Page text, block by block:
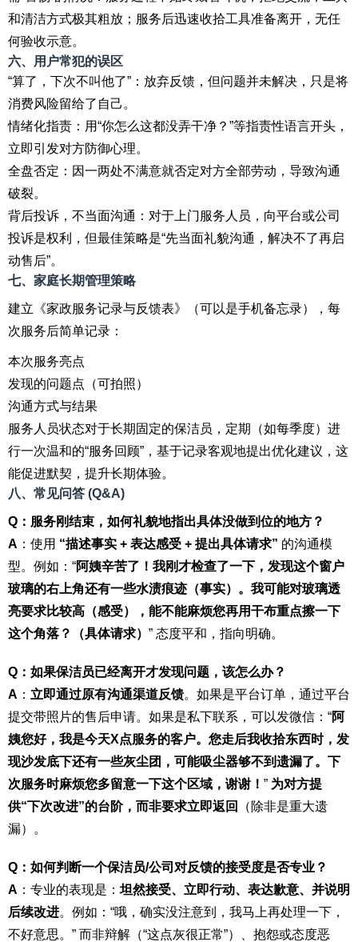
和清洁方式极其粗放；服务后迅速收拾工具准备离开，无任
何验收示意。
六、用户常犯的误区
“算了，下次不叫他了”：放弃反馈，但问题并未解决，只是将
消费风险留给了自己。
情绪化指责：用“你怎么这都没弄干净？”等指责性语言开头，
立即引发对方防御心理。
全盘否定：因一两处不满意就否定对方全部劳动，导致沟通
破裂。
背后投诉，不当面沟通：对于上门服务人员，向平台或公司
投诉是权利，但最佳策略是“先当面礼貌沟通，解决不了再启
动售后”。
七、家庭长期管理策略
建立《家政服务记录与反馈表》（可以是手机备忘录），每
次服务后简单记录：
本次服务亮点
发现的问题点（可拍照）
沟通方式与结果
服务人员状态对于长期固定的保洁员，定期（如每季度）进
行一次温和的“服务回顾”，基于记录客观地提出优化建议，这
能促进默契，提升长期体验。
八、常见问答 (Q&A)
Q：服务刚结束，如何礼貌地指出具体没做到位的地方？
A ：使用 “描述事实 + 表达感受 + 提出具体请求” 的沟通模
型。例如：“阿姨辛苦了！我刚才检查了一下，发现这个窗户
玻璃的右上角还有一些水渍痕迹（事实）。我可能对玻璃透
亮要求比较高（感受），能不能麻烦您再用干布重点擦一下
这个角落？（具体请求） ” 态度平和，指向明确。
Q：如果保洁员已经离开才发现问题，该怎么办？
A ： 立即通过原有沟通渠道反馈。如果是平台订单，通过平台
提交带照片的售后申请。如果是私下联系，可以发微信：“阿
姨您好，我是今天X点服务的客户。您走后我收拾东西时，发
现沙发底下还有一些灰尘团，可能吸尘器够不到遗漏了。下
次服务时麻烦您多留意一下这个区域，谢谢！ ” 为对方提
供“下次改进”的台阶，而非要求立即返回
（除非是重大遗
漏）。
Q：如何判断一个保洁员/公司对反馈的接受度是否专业？
A ：专业的表现是：坦然接受、立即行动、表达歉意、并说明
后续改进。例如：“哦，确实没注意到，我马上再处理一下，
不好意思。” 而非辩解（“这点灰很正常”）、抱怨或态度恶